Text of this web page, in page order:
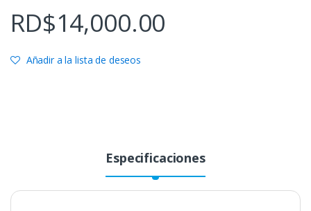
RD$14,000.00
Añadir a la lista de deseos
Especificaciones